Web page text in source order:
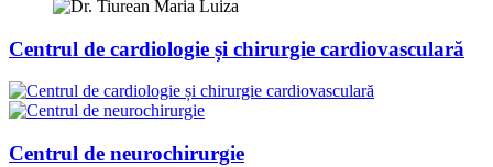
Centrul de cardiologie și chirurgie cardiovasculară
Centrul de neurochirurgie